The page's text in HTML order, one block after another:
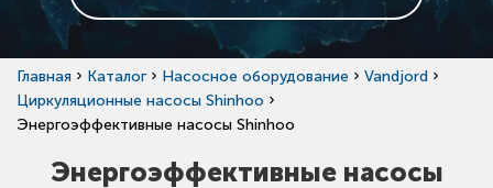
Главная › Каталог › Насосное оборудование › Vandjord ›
Циркуляционные насосы Shinhoo ›
Энергоэффективные насосы Shinhoo
Энергоэффективные насосы